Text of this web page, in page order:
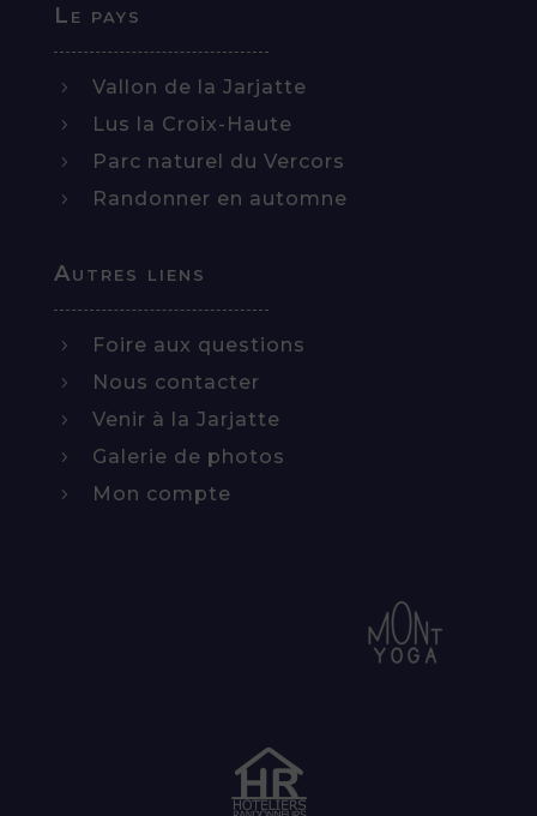
Le pays
5 Vallon de la Jarjatte
5 Lus la Croix-Haute
5 Parc naturel du Vercors
5 Randonner en automne
Autres liens
5 Foire aux questions
5 Nous contacter
5 Venir à la Jarjatte
5 Galerie de photos
5 Mon compte